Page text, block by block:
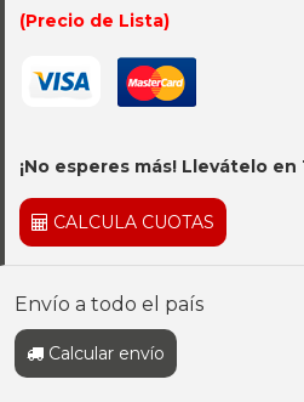
(Precio de Lista)
¡No esperes más! Llevátelo en
CALCULA CUOTAS
Envío a todo el país
Calcular envío